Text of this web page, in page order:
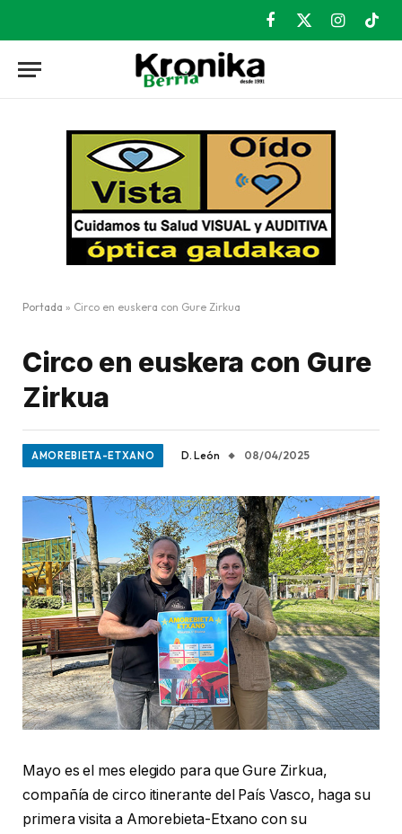
Facebook
X
Instagram
Portada » Circo en euskera con Gure Zirkua
Circo en euskera con Gure
Zirkua
AMOREBIETA-ETXANO D. León 08/04/2025
Mayo es el mes elegido para que Gure Zirkua,
compañía de circo itinerante del País Vasco, haga su
primera visita a Amorebieta-Etxano con su